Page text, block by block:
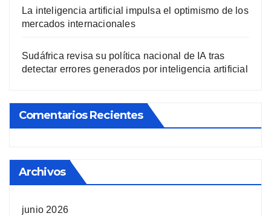
La inteligencia artificial impulsa el optimismo de los
mercados internacionales
Sudáfrica revisa su política nacional de IA tras
detectar errores generados por inteligencia artificial
Comentarios Recientes
Archivos
junio 2026